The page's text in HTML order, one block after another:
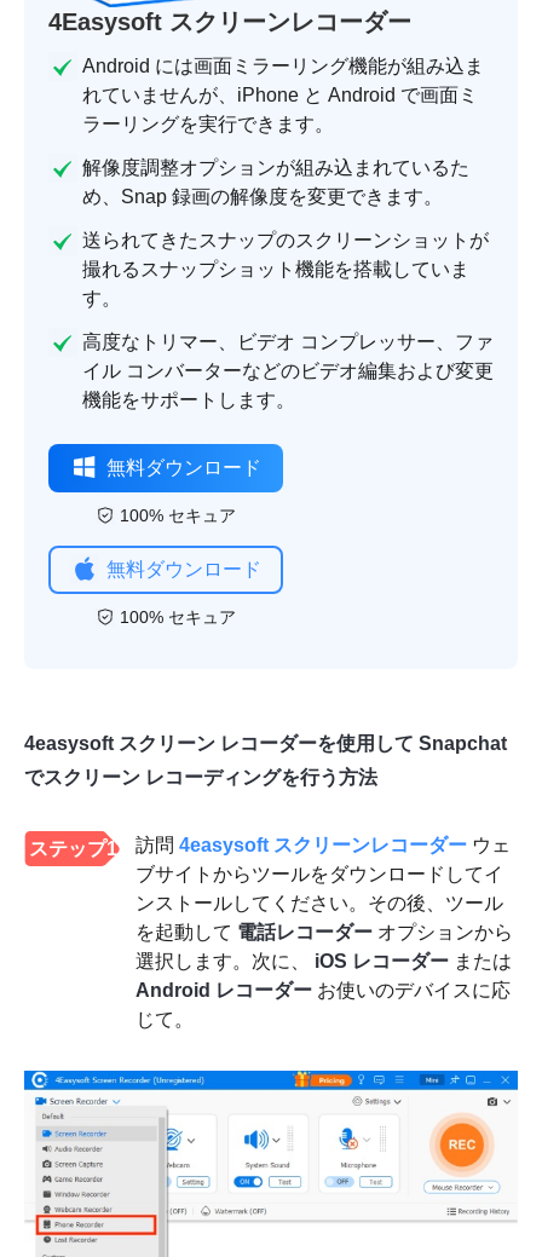
4Easysoft スクリーンレコーダー
Android には画面ミラーリング機能が組み込ま
れていませんが、iPhone と Android で画面ミ
ラーリングを実行できます。
解像度調整オプションが組み込まれているた
め、Snap 録画の解像度を変更できます。
送られてきたスナップのスクリーンショットが
撮れるスナップショット機能を搭載していま
す。
高度なトリマー、ビデオ コンプレッサー、ファ
イル コンバーターなどのビデオ編集および変更
機能をサポートします。
無料ダウンロード
100% セキュア
無料ダウンロード
100% セキュア
4easysoft スクリーン レコーダーを使用して Snapchat
でスクリーン レコーディングを行う方法
ステップ1 訪問 4easysoft スクリーンレコーダー ウェ
ブサイトからツールをダウンロードしてイ
ンストールしてください。その後、ツール
を起動して 電話レコーダー オプションから
選択します。次に、 iOS レコーダー または
Android レコーダー お使いのデバイスに応
じて。